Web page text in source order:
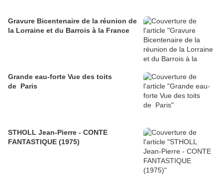
Gravure Bicentenaire de la réunion de
la Lorraine et du Barrois à la France
Grande eau-forte Vue des toits
de Paris
STHOLL Jean-Pierre - CONTE
FANTASTIQUE (1975)